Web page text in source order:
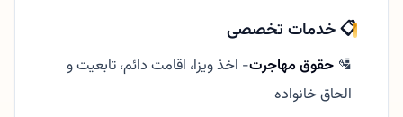
📋 خدمات تخصصی
🛂 حقوق مهاجرت- اخذ ویزا، اقامت دائم، تابعیت و
الحاق خانواده